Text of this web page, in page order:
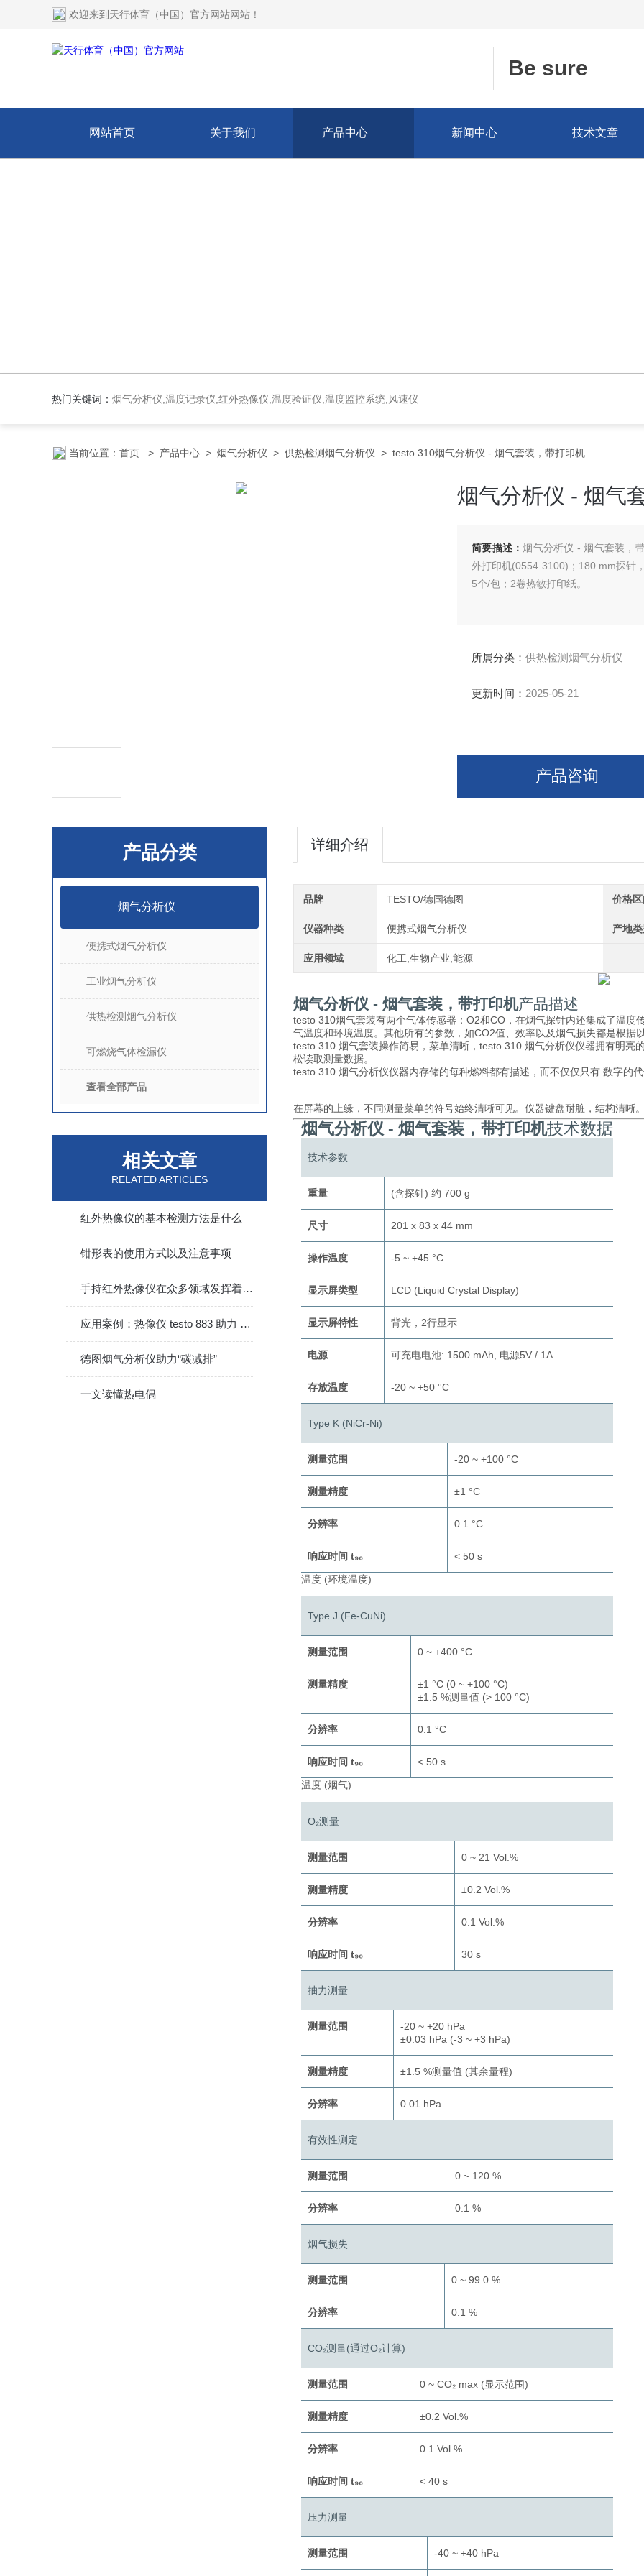
欢迎来到 天行体育（中国）官方网站网站 ！
Be sure
网站首页 关于我们 产品中心 新闻中心 技术文章
热门关键词： 烟气分析仪,温度记录仪,红外热像仪,温度验证仪,温度监控系统,风速仪
当前位置： 首页 > 产品中心 > 烟气分析仪 > 供热检测烟气分析仪 > testo 310烟气分析仪 - 烟气套装，带打印机
烟气分析仪 - 烟气
简要描述：烟气分析仪 - 烟气套装，
外打印机(0554 3100)；180 mm探针
5个/包；2卷热敏打印纸。
所属分类： 供热检测烟气分析仪
更新时间： 2025-05-21
产品咨询
产品分类
烟气分析仪
便携式烟气分析仪
工业烟气分析仪
供热检测烟气分析仪
可燃烧气体检漏仪
查看全部产品
相关文章
RELATED ARTICLES
红外热像仪的基本检测方法是什么
钳形表的使用方式以及注意事项
手持红外热像仪在众多领域发挥着重要作用
应用案例：热像仪 testo 883 助力 AEON 建筑公司
德图烟气分析仪助力“碳减排”
一文读懂热电偶
详细介绍
品牌 TESTO/德国德图 价格
仪器种类 便携式烟气分析仪 产地
应用领域 化工,生物产业,能源
烟气分析仪 - 烟气套装，带打印机产品描述
testo 310烟气套装有两个气体传感器：O2和CO，在烟气探针内还集成了温
气温度和环境温度。其他所有的参数，如CO2值、效率以及烟气损失都是根据
testo 310 烟气套装操作简易，菜单清晰，testo 310 烟气分析仪仪器拥有明亮
松读取测量数据。
testo 310 烟气分析仪仪器内存储的每种燃料都有描述，而不仅仅只有 数字的
在屏幕的上缘，不同测量菜单的符号始终清晰可见。仪器键盘耐脏，结构清晰
烟气分析仪 - 烟气套装，带打印机技术数据
技术参数
重量 (含探针) 约 700 g
尺寸 201 x 83 x 44 mm
操作温度 -5 ~ +45 °C
显示屏类型 LCD (Liquid Crystal Display)
显示屏特性 背光，2行显示
电源 可充电电池: 1500 mAh, 电源5V / 1A
存放温度 -20 ~ +50 °C
Type K (NiCr-Ni)
测量范围 -20 ~ +100 °C
测量精度 ±1 °C
分辨率 0.1 °C
响应时间 t₉₀
< 50 s
温度 (环境温度)
Type J (Fe-CuNi)
测量范围 0 ~ +400 °C
测量精度
±1 °C (0 ~ +100 °C)
±1.5 %测量值 (> 100 °C)
分辨率 0.1 °C
响应时间 t₉₀
< 50 s
温度 (烟气)
O₂测量
测量范围 0 ~ 21 Vol.%
测量精度 ±0.2 Vol.%
分辨率 0.1 Vol.%
响应时间 t₉₀ 30 s
抽力测量
测量范围
-20 ~ +20 hPa
±0.03 hPa (-3 ~ +3 hPa)
测量精度 ±1.5 %测量值 (其余量程)
分辨率 0.01 hPa
有效性测定
测量范围 0 ~ 120 %
分辨率 0.1 %
烟气损失
测量范围 0 ~ 99.0 %
分辨率 0.1 %
CO₂测量(通过O₂计算)
测量范围 0 ~ CO₂ max (显示范围)
测量精度 ±0.2 Vol.%
分辨率 0.1 Vol.%
响应时间 t₉₀ < 40 s
压力测量
测量范围 -40 ~ +40 hPa